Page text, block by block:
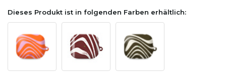
Dieses Produkt ist in folgenden Farben erhältlich: